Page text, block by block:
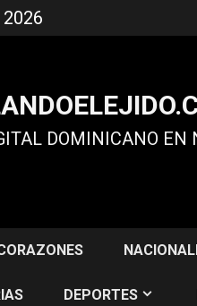
DOMINICANO EN
DEPORTES